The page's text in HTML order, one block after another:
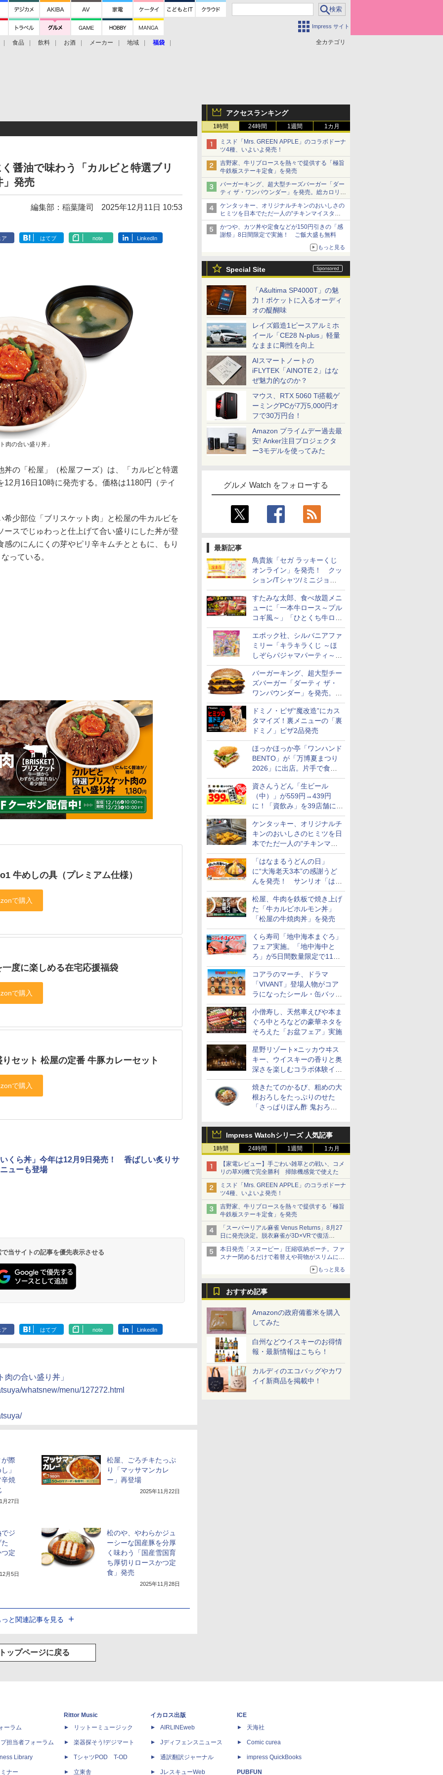
Impress サイト
全カテゴリ
食品 飲料 お酒 メーカー 地域 福袋
アクセスランキング
1時間 24時間 1週間 1カ月
ミスド「Mrs. GREEN APPLE」のコラボドーナ
ツ4種、いよいよ発売！
吉野家、牛リブロースを熱々で提供する「極旨
牛鉄板ステーキ定食」を発売
バーガーキング、超大型チーズバーガー「ダー
ティ ザ・ワンパウンダー」を発売。総カロリー
約1656kcal、総重量約527g！
ケンタッキー、オリジナルチキンのおいしさの
ヒミツを日本でただ一人の“チキンマイスタ
ー”笠原氏から学んできた
かつや、カツ丼や定食などが150円引きの「感
謝祭」8日間限定で実施！ ご飯大盛も無料
もっと見る
Special Site
「A&ultima SP4000T」の魅
力！ポケットに入るオーディ
オの醍醐味
レイズ鍛造1ピースアルミホ
イール「CE28 N-plus」軽量
なままに剛性を向上
AIスマートノートの
iFLYTEK「AINOTE 2」はな
ぜ魅力的なのか？
マウス、RTX 5060 Ti搭載ゲ
ーミングPCが7万5,000円オ
フで30万円台！
Amazon プライムデー過去最
安! Anker注目プロジェクタ
ー3モデルを使ってみた
グルメ Watch をフォローする
最新記事
鳥貴族「セガ ラッキーくじ
オンライン」を発売！ クッ
ション/Tシャツ/ミニジョッ
キ/ステッカーなど全7賞
すたみな太郎、食べ放題メニ
ューに「一本牛ロース～プル
コギ風～」「ひとくち牛ロー
スステーキ」をお盆限定で追
加
エポック社、シルバニアファ
ミリー「キラキラくじ ～ほ
しぞらパジャマパーティ～」
を発売。人形/家具/建物など
バーガーキング、超大型チー
ズバーガー「ダーティ ザ・
ワンパウンダー」を発売。総
カロリー約1656kcal、総重量
約527g！
ドミノ・ピザ“魔改造”にカス
タマイズ！裏メニューの「裏
ドミノ」ピザ2品発売
ほっかほっか亭「ワンハンド
BENTO」が「万博夏まつり
2026」に出店。片手で食べ
られる海苔弁や和牛きんぴら
を販売
資さんうどん「生ビール
（中）」が559円→439円
に！「資飲み」を39店舗に拡
大
ケンタッキー、オリジナルチ
キンのおいしさのヒミツを日
本でただ一人の“チキンマイ
スター”笠原氏から学んでき
た「はなまるうどんの日」
に“大海老天3本”の感謝うど
んを発売！ サンリオ「はな
まるおばけ」のシール/キャ
ンディなども
松屋、牛肉を鉄板で焼き上げ
た「牛カルビホルモン丼」
「松屋の牛焼肉丼」を発売
くら寿司「地中海本まぐろ」
フェア実施。「地中海中と
ろ」が5日間数量限定で110
円！
コアラのマーチ、ドラマ
「VIVANT」登場人物がコア
ラになったシール・缶バッジ
を発売
小僧寿し、天然車えびや本ま
ぐろ中とろなどの豪華ネタを
そろえた「お盆フェア」実施
星野リゾート×ニッカウヰス
キー、ウイスキーの香りと奥
深さを楽しむコラボ体験イベ
ントをOMO5小樽で提供開始
焼きたてのかるび、粗めの大
根おろしをたっぷりのせた
「さっぱりぽん酢 鬼おろし
Impress Watchシリーズ 人気記事
1時間 24時間 1週間 1カ月
【家電レビュー】手ごわい雑草との戦い、コメ
リの草刈機で完全勝利 掃除機感覚で使えた
ミスド「Mrs. GREEN APPLE」のコラボドーナ
ツ4種、いよいよ発売！
吉野家、牛リブロースを熱々で提供する「極旨
牛鉄板ステーキ定食」を発売
「スーパーリアル麻雀 Venus Returns」8月27
日に発売決定。脱衣麻雀が3D×VRで復活
発売から2週間は20%オフになるセールが実施
本日発売「スヌーピー」圧縮収納ポーチ。ファ
スナー閉めるだけで着替えや荷物がスリムにま
もっと見る
おすすめ記事
Amazonの政府備蓄米を購入
してみた
白州などウイスキーのお得情
報・最新情報はこちら！
カルディのエコバッグやカワ
イイ新商品を掲載中！
醤油で味わう「カルビと特選ブリ
」発売
編集部：稲葉隆司 2025年12月11日 10:53
ア はてブ note LinkedIn
肉の合い盛り丼」
の「松屋」（松屋フーズ）は、「カルビと特選
月16日10時に発売する。価格は1180円（テイ
少部位「ブリスケット肉」と松屋の牛カルビを
ースでじゅわっと仕上げて合い盛りにした丼が登
のにんにくの芽やピリ辛キムチとともに、もり
っている。
牛めしの具（プレミアム仕様）
一度に楽しめる在宅応援福袋
りセット 松屋の定番 牛豚カレーセット
くら丼」今年は12月9日発売！ 香ばしい炙りサ
ューも登場
当サイトの記事を優先表示させる
ア はてブ note LinkedIn
の合い盛り丼」
whatsnew/menu/127272.html
際
」
辛焼
月27日
松屋、ごろチキたっぷ
り「マッサマンカレ
ー」再登場
2025年11月22日
ジ
定
月5日
松のや、やわらかジュ
ーシーな国産豚を分厚
く味わう「国産雪国育
ち厚切りロースかつ定
食」発売
2025年11月28日
と関連記事を見る
ップページに戻る
ーラム
担当者フォーラム
Library
ナー
Rittor Music
リットーミュージック
楽器探そう!デジマート
TシャツPOD T-OD
立東舎
イカロス出版
AIRLINEweb
Jディフェンスニュース
通訳翻訳ジャーナル
JレスキューWeb
ICE
天海社
Comic curea
impress QuickBooks
PUBFUN